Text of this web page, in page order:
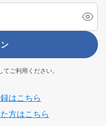
ご利用ください。
はこちら
方はこちら